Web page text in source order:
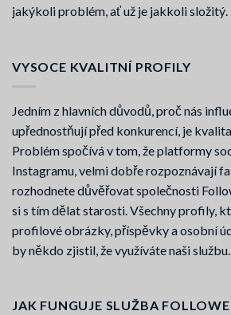
jakýkoli problém, ať už je jakkoli složitý.
VYSOCE KVALITNÍ PROFILY
Jedním z hlavních důvodů, proč nás
upřednostňují před konkurencí, je kvalita
Problém spočívá v tom, že platformy
Instagramu, velmi dobře rozpoznávají
rozhodnete důvěřovat společnosti
si s tím dělat starosti. Všechny profily,
profilové obrázky, příspěvky a osobní
by někdo zjistil, že využíváte naši službu.
JAK FUNGUJE SLUŽBA